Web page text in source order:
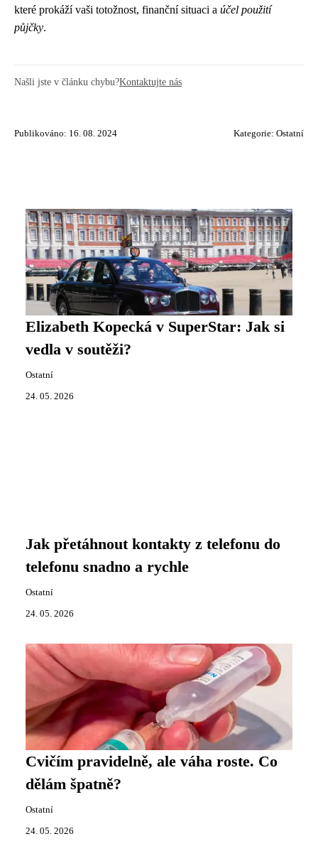
které prokáží vaši totožnost, finanční situaci a účel použití
půjčky.
Našli jste v článku chybu?Kontaktujte nás
Publikováno: 16. 08. 2024 Kategorie: Ostatní
Elizabeth Kopecká v SuperStar: Jak si
vedla v soutěži?
Ostatní
24. 05. 2026
Jak přetáhnout kontakty z telefonu do
telefonu snadno a rychle
Ostatní
24. 05. 2026
Cvičím pravidelně, ale váha roste. Co
dělám špatně?
Ostatní
24. 05. 2026